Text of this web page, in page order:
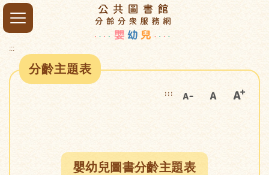
:::
分齡主題表
:::
嬰幼兒圖書分齡主題表